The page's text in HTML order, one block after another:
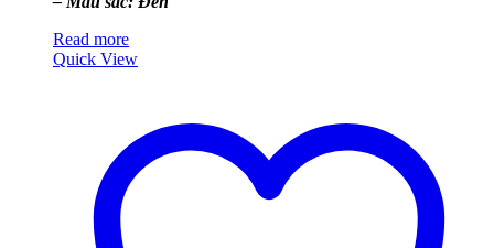
Read more
Quick View